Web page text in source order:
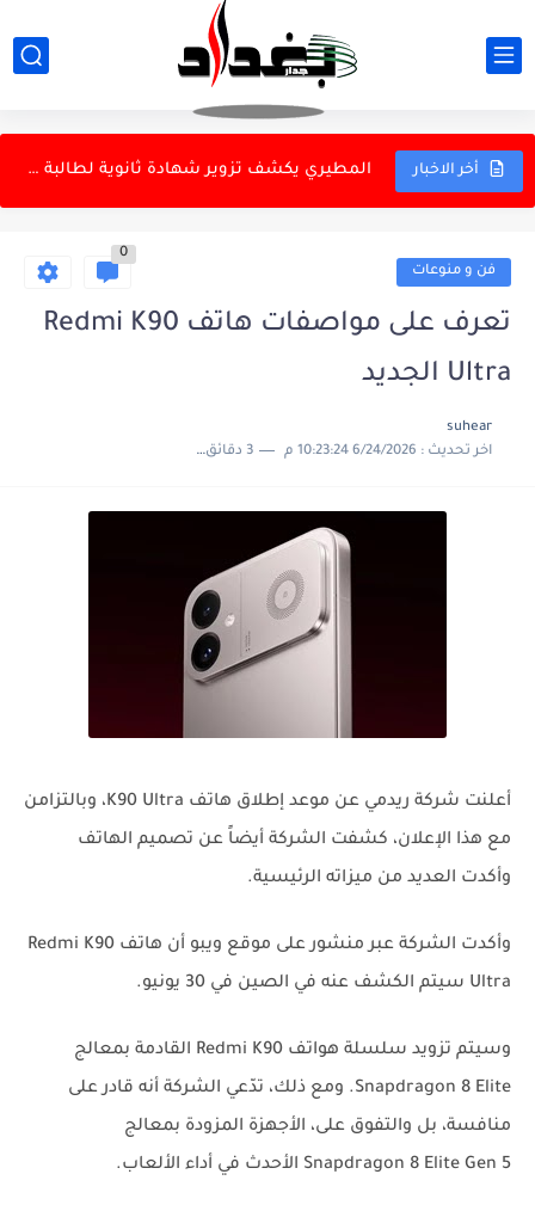
أخر الاخبار
ماذا بعد كل هذه الجولات من العنف؟
المطيري يكشف تزوير شهادة ثانوية لطالبة في كلية الطب
الأمم المتحدة تدين هجمات المسيرات الأوكرانية على المناطق الروسية
انفجارات في جزيرة قشم قرب مضيق هرمز
فن و منوعات
0
تعرف على مواصفات هاتف Redmi K90
Ultra الجديد
suhear
اخر تحديث : 6/24/2026 10:23:24 م 3 دقائق للقراءة
أعلنت شركة ريدمي عن موعد إطلاق هاتف K90 Ultra، وبالتزامن
مع هذا الإعلان، كشفت الشركة أيضاً عن تصميم الهاتف
وأكدت العديد من ميزاته الرئيسية.
وأكدت الشركة عبر منشور على موقع ويبو أن هاتف Redmi K90
Ultra سيتم الكشف عنه في الصين في 30 يونيو.
وسيتم تزويد سلسلة هواتف Redmi K90 القادمة بمعالج
Snapdragon 8 Elite. ومع ذلك، تدّعي الشركة أنه قادر على
منافسة، بل والتفوق على، الأجهزة المزودة بمعالج
Snapdragon 8 Elite Gen 5 الأحدث في أداء الألعاب.